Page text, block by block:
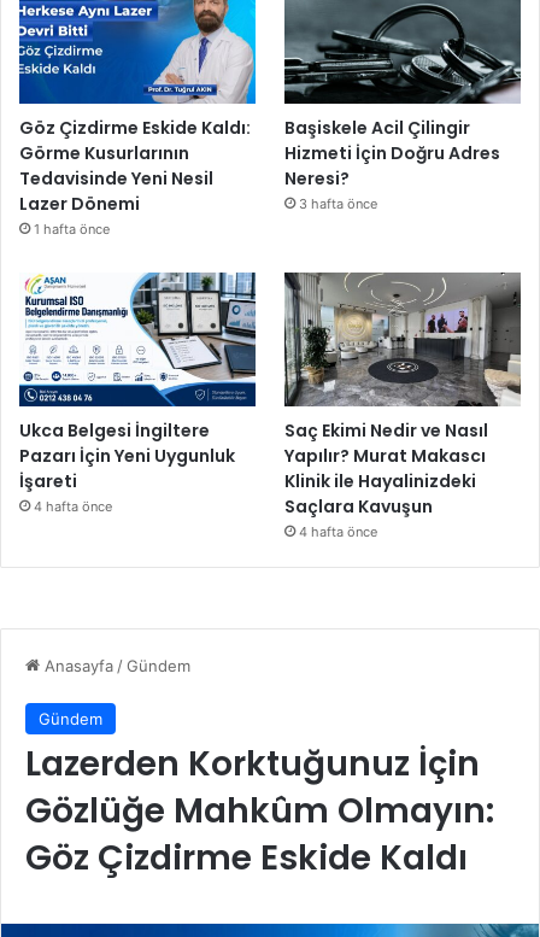
Göz Çizdirme Eskide Kaldı:
Görme Kusurlarının
Tedavisinde Yeni Nesil
Lazer Dönemi
1 hafta önce
Başiskele Acil Çilingir
Hizmeti İçin Doğru Adres
Neresi?
3 hafta önce
Ukca Belgesi İngiltere
Pazarı İçin Yeni Uygunluk
İşareti
4 hafta önce
Saç Ekimi Nedir ve Nasıl
Yapılır? Murat Makascı
Klinik ile Hayalinizdeki
Saçlara Kavuşun
4 hafta önce